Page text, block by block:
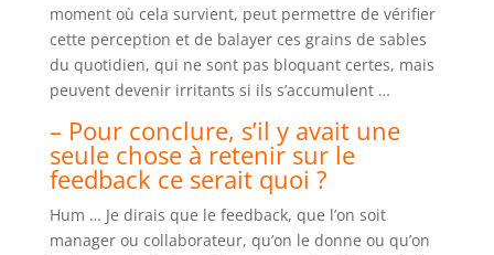
moment où cela survient, peut permettre de vérifier
cette perception et de balayer ces grains de sables
du quotidien, qui ne sont pas bloquant certes, mais
peuvent devenir irritants si ils s’accumulent …
– Pour conclure, s’il y avait une
seule chose à retenir sur le
feedback ce serait quoi ?
Hum … Je dirais que le feedback, que l’on soit
manager ou collaborateur, qu’on le donne ou qu’on